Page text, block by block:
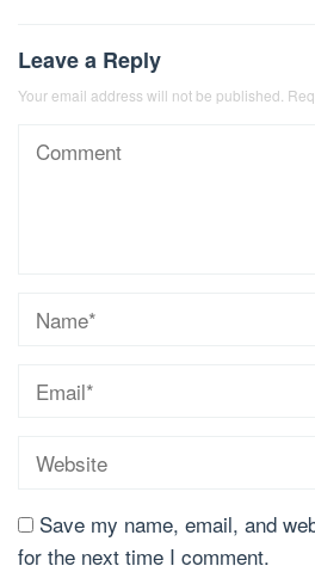
Leave a Reply
Your email address will not be published.
Save my name, email, and
for the next time I comment.